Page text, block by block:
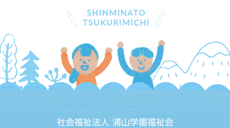
社会福祉法人 浦山学園福祉会